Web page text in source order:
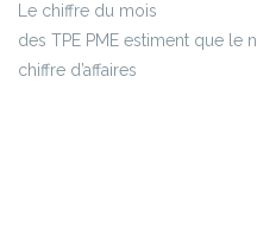
Le chiffre du mois
des TPE PME estiment que le
chiffre d’affaires